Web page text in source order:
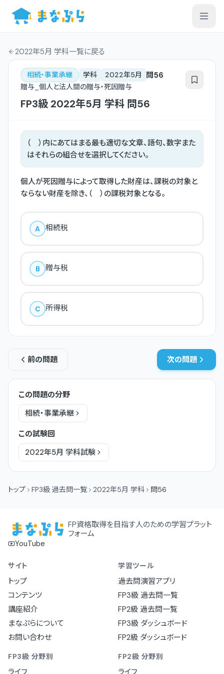
2022年5月 学科一覧に戻る
相続・事業承継 学科 2022年5月 問56
贈与_個人と法人間の贈与・死因贈与
FP3級 2022年5月 学科 問56
（ ）内にあてはまる最も適切な文章、語句、数字また
はそれらの組合せを選択してください。
個人が死因贈与によって取得した財産は、課税の対象と
ならない財産を除き、（ ）の課税対象となる。
A 相続税
B 贈与税
C 所得税
前の問題 次の問題
この問題の分野
相続・事業承継
この試験回
2022年5月 学科試験
トップ FP3級 過去問一覧 2022年5月 学科 問56
FP資格取得を目指す人のための学習プラット
フォーム
YouTube
サイト
トップ
コンテンツ
講座紹介
まなぷらについて
お問い合わせ
学習ツール
過去問演習アプリ
FP3級 過去問一覧
FP2級 過去問一覧
FP3級 ダッシュボード
FP2級 ダッシュボード
FP3級 分野別
ライフ
FP2級 分野別
ライフ